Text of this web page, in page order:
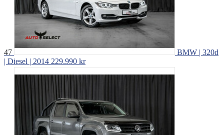
47
BMW | 320d
| Diesel | 2014 229.990 kr